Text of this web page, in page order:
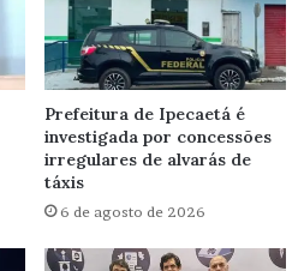
Prefeitura de Ipecaetá é
investigada por concessões
irregulares de alvarás de
táxis
6 de agosto de 2026